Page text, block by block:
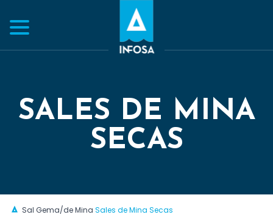
SALES DE MINA
SECAS
Sal Gema/de Mina Sales de Mina Secas